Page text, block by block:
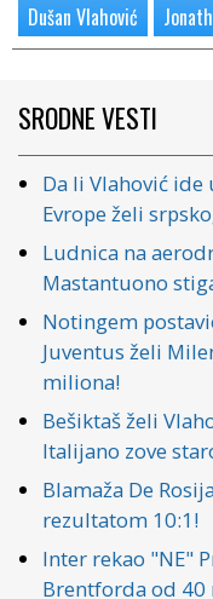
Dušan Vlahović
SRODNE VESTI
Da li Vlahović
Evrope želi
Ludnica na
Mastantuono
Notingem
Juventus želi
miliona!
Bešiktaš želi
Italijano zove
Blamaža De
rezultatom 10:1!
Inter rekao "NE"
Brentforda od 40